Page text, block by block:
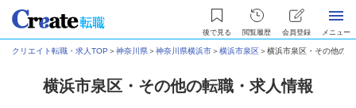
後で見る 閲覧履歴 会員登録 メニュー
クリエイト転職・求人TOP ＞神奈川県＞神奈川県横浜市＞横浜市泉区＞横浜市泉区・その他の
横浜市泉区・その他の転職・求人情報